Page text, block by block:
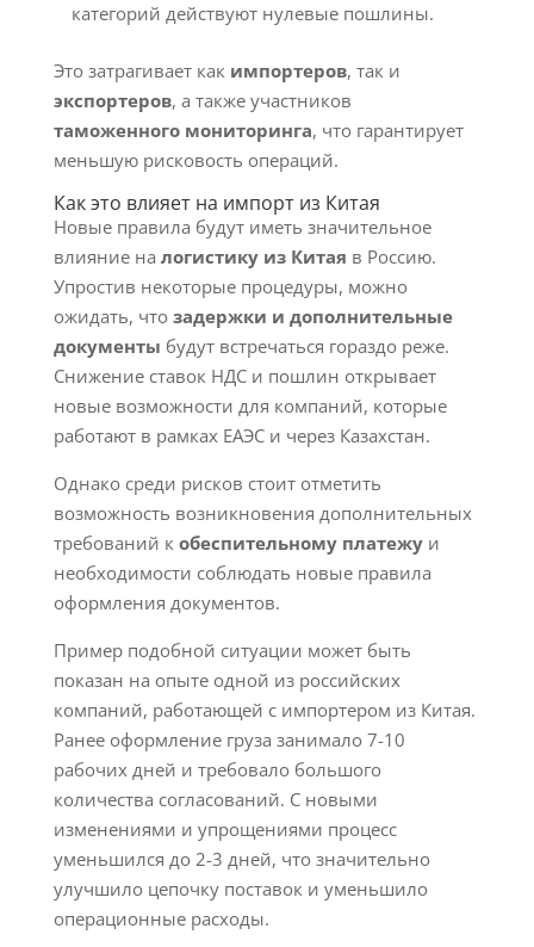
категорий действуют нулевые пошлины.
Это затрагивает как импортеров, так и
экспортеров, а также участников
таможенного мониторинга, что гарантирует
меньшую рисковость операций.
Как это влияет на импорт из Китая
Новые правила будут иметь значительное
влияние на логистику из Китая в Россию.
Упростив некоторые процедуры, можно
ожидать, что задержки и дополнительные
документы будут встречаться гораздо реже.
Снижение ставок НДС и пошлин открывает
новые возможности для компаний, которые
работают в рамках ЕАЭС и через Казахстан.
Однако среди рисков стоит отметить
возможность возникновения дополнительных
требований к обеспительному платежуи
необходимости соблюдать новые правила
оформления документов.
Пример подобной ситуации может быть
показан на опыте одной из российских
компаний, работающей с импортером из Китая.
Ранее оформление груза занимало 7-10
рабочих дней и требовало большого
количества согласований. С новыми
изменениями и упрощениями процесс
уменьшился до 2-3 дней, что значительно
улучшило цепочку поставок и уменьшило
операционные расходы.